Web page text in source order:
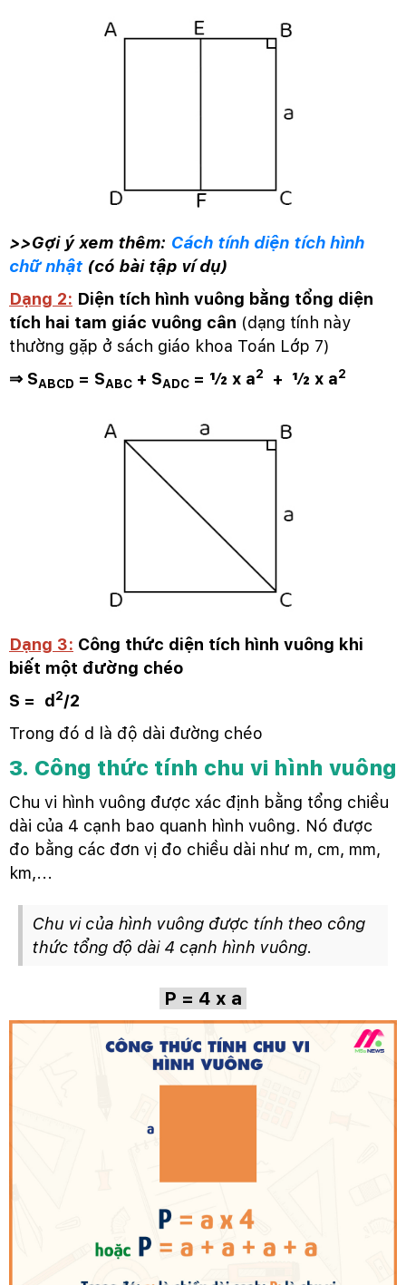
>>Gợi ý xem thêm: Cách tính diện tích hình
chữ nhật (có bài tập ví dụ)
Dạng 2: Diện tích hình vuông bằng tổng diện
tích hai tam giác vuông cân (dạng tính này
thường gặp ở sách giáo khoa Toán Lớp 7)
⇒ SABCD = SABC + SADC = ½ x a2 + ½ x a2
Dạng 3: Công thức diện tích hình vuông khi
biết một đường chéo
S = d2/2
Trong đó d là độ dài đường chéo
3. Công thức tính chu vi hình vuông
Chu vi hình vuông được xác định bằng tổng chiều
dài của 4 cạnh bao quanh hình vuông. Nó được
đo bằng các đơn vị đo chiều dài như m, cm, mm,
km,...
Chu vi của hình vuông được tính theo công
thức tổng độ dài 4 cạnh hình vuông.
P = 4 x a